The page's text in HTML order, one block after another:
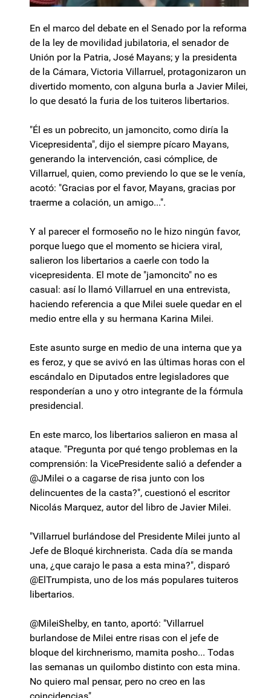
En el marco del debate en el Senado por la reforma
de la ley de movilidad jubilatoria, el senador de
Unión por la Patria, José Mayans; y la presidenta
de la Cámara, Victoria Villarruel, protagonizaron un
divertido momento, con alguna burla a Javier Milei,
lo que desató la furia de los tuiteros libertarios.
"Él es un pobrecito, un jamoncito, como diría la
Vicepresidenta", dijo el siempre pícaro Mayans,
generando la intervención, casi cómplice, de
Villarruel, quien, como previendo lo que se le venía,
acotó: "Gracias por el favor, Mayans, gracias por
traerme a colación, un amigo...".
Y al parecer el formoseño no le hizo ningún favor,
porque luego que el momento se hiciera viral,
salieron los libertarios a caerle con todo la
vicepresidenta. El mote de "jamoncito" no es
casual: así lo llamó Villarruel en una entrevista,
haciendo referencia a que Milei suele quedar en el
medio entre ella y su hermana Karina Milei.
Este asunto surge en medio de una interna que ya
es feroz, y que se avivó en las últimas horas con el
escándalo en Diputados entre legisladores que
responderían a uno y otro integrante de la fórmula
presidencial.
En este marco, los libertarios salieron en masa al
ataque. "Pregunta por qué tengo problemas en la
comprensión: la VicePresidente salió a defender a
@JMilei o a cagarse de risa junto con los
delincuentes de la casta?", cuestionó el escritor
Nicolás Marquez, autor del libro de Javier Milei.
"Villarruel burlándose del Presidente Milei junto al
Jefe de Bloqué kirchnerista. Cada día se manda
una, ¿que carajo le pasa a esta mina?", disparó
@ElTrumpista, uno de los más populares tuiteros
libertarios.
@MileiShelby, en tanto, aportó: "Villarruel
burlandose de Milei entre risas con el jefe de
bloque del kirchnerismo, mamita posho... Todas
las semanas un quilombo distinto con esta mina.
No quiero mal pensar, pero no creo en las